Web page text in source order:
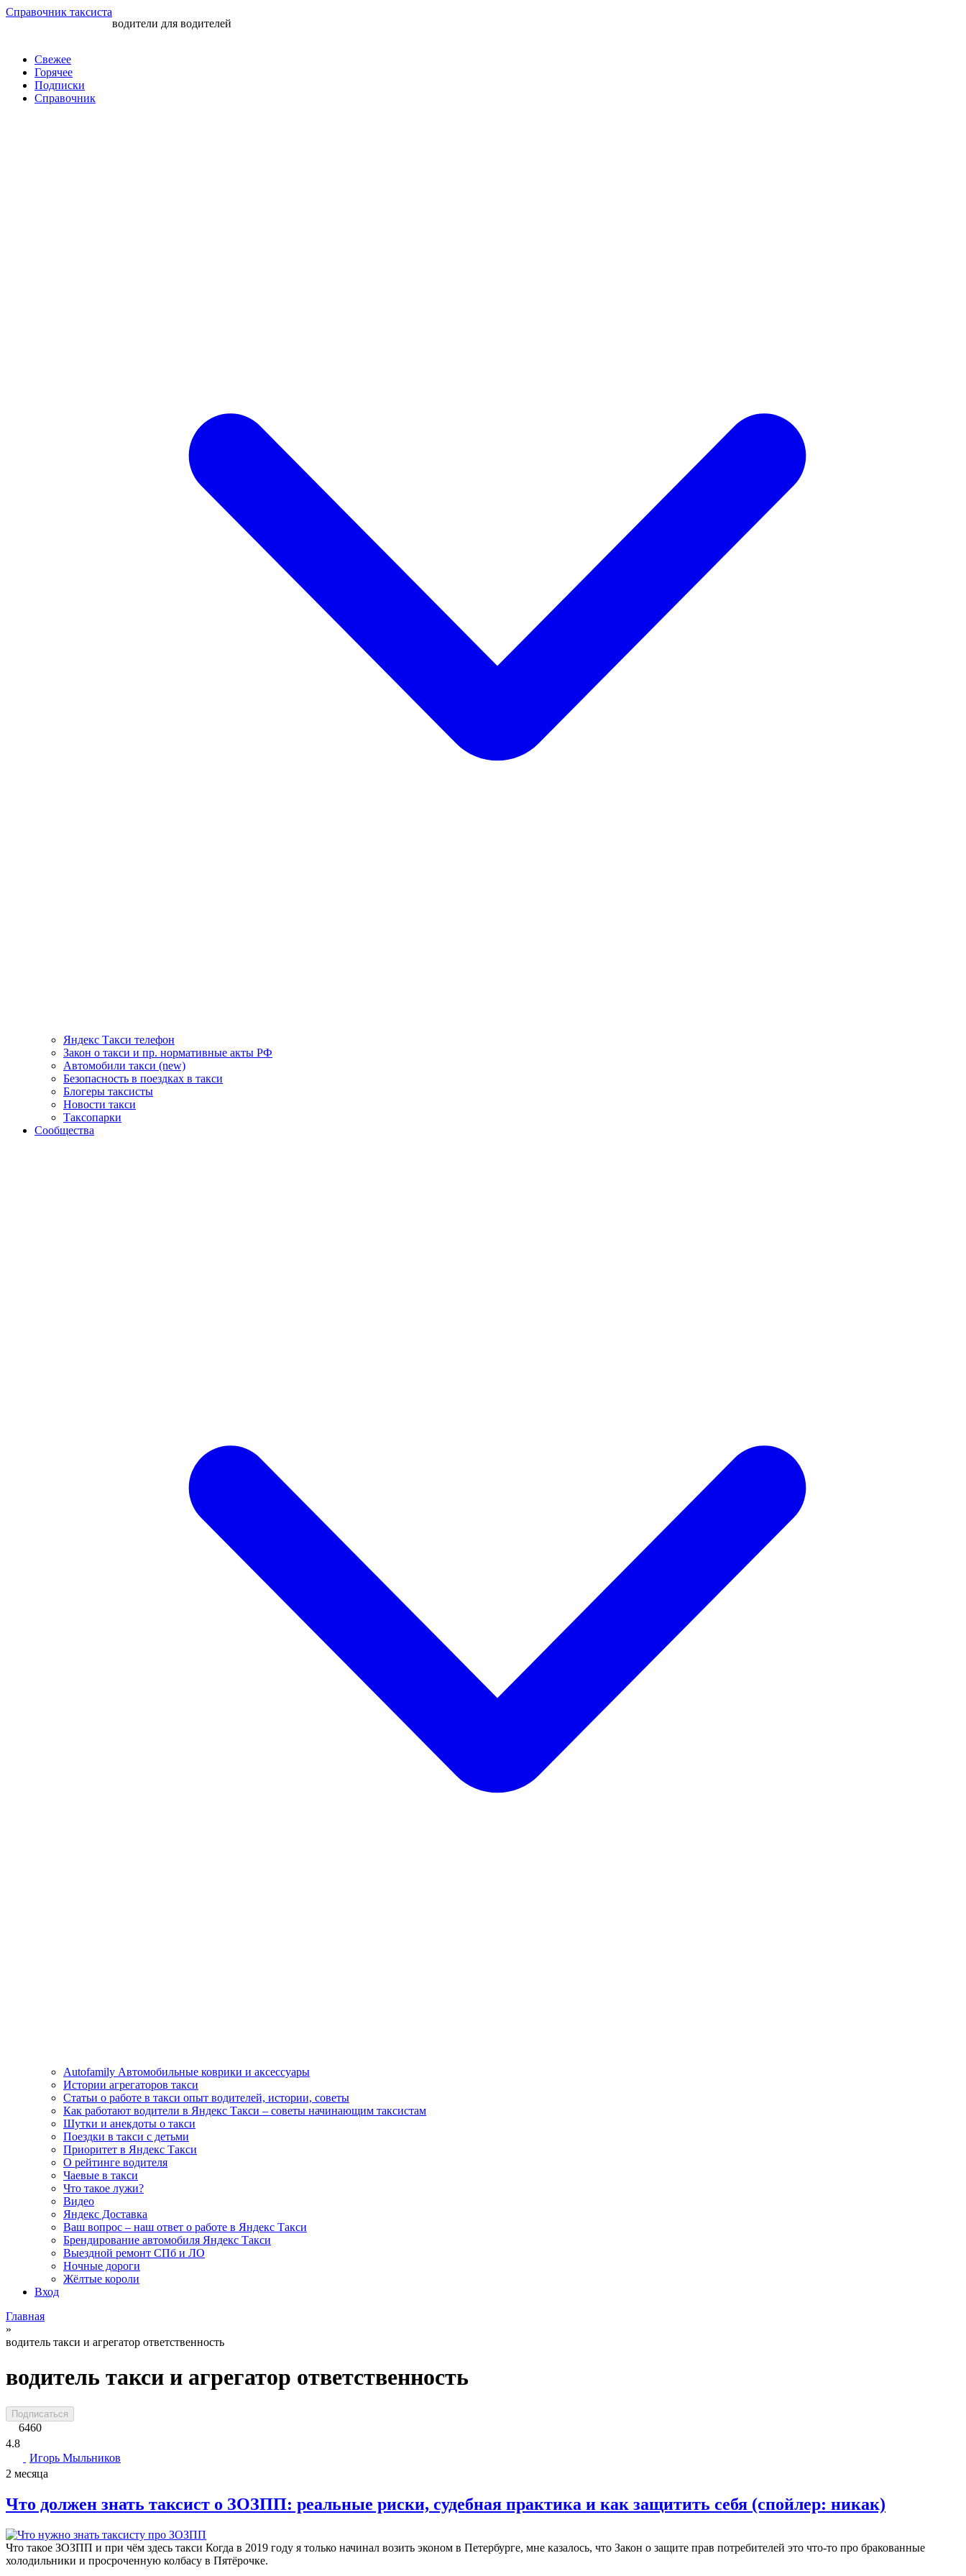
Перейти
Справочник таксиста
водители для водителей
Свежее
Горячее
Подписки
Справочник
Яндекс Такси телефон
Закон о такси и пр. нормативные акты РФ
Автомобили такси (new)
Безопасность в поездках в такси
Блогеры таксисты
Новости такси
Таксопарки
Сообщества
Autofamily Автомобильные коврики и аксессуары
Истории агрегаторов такси
Статьи о работе в такси опыт водителей, истории, советы
Как работают водители в Яндекс Такси – советы начинающим таксистам
Шутки и анекдоты о такси
Поездки в такси с детьми
Приоритет в Яндекс Такси
О рейтинге водителя
Чаевые в такси
Что такое лужи?
Видео
Яндекс Доставка
Ваш вопрос – наш ответ о работе в Яндекс Такси
Брендирование автомобиля Яндекс Такси
Выездной ремонт СПб и ЛО
Ночные дороги
Жёлтые короли
Вход
Главная
»
водитель такси и агрегатор ответственность
водитель такси и агрегатор ответственность
Подписаться
6460
4.8
Игорь Мыльников
2 месяца
Что должен знать таксист о ЗОЗПП: реальные риски, судебная практика и как защитить себя (спойлер: никак)
Что такое ЗОЗПП и при чём здесь такси Когда в 2019 году я только начинал возить эконом в Петербурге, мне казалось, что Закон о защите прав потребителей это что-то про бракованные
холодильники и просроченную колбасу в Пятёрочке.